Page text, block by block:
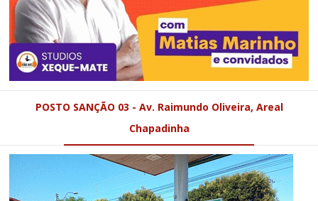
POSTO SANÇÃO 03 - Av. Raimundo Oliveira, Areal
Chapadinha